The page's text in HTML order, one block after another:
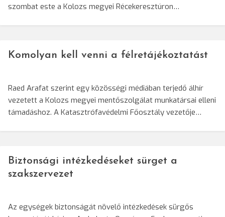
szombat este a Kolozs megyei Récekeresztúron…
Komolyan kell venni a félretájékoztatást
Raed Arafat szerint egy közösségi médiában terjedő álhír
vezetett a Kolozs megyei mentőszolgálat munkatársai elleni
támadáshoz. A Katasztrófavédelmi Főosztály vezetője…
Biztonsági intézkedéseket sürget a
szakszervezet
Az egységek biztonságát növelő intézkedések sürgős